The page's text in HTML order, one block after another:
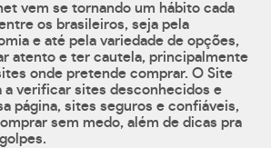
vem se tornando um hábito cada
os brasileiros, seja pela
e até pela variedade de opções,
atento e ter cautela, principalmente
onde pretende comprar. O Site
a verificar sites desconhecidos e
página, sites seguros e confiáveis,
sem medo, além de dicas pra